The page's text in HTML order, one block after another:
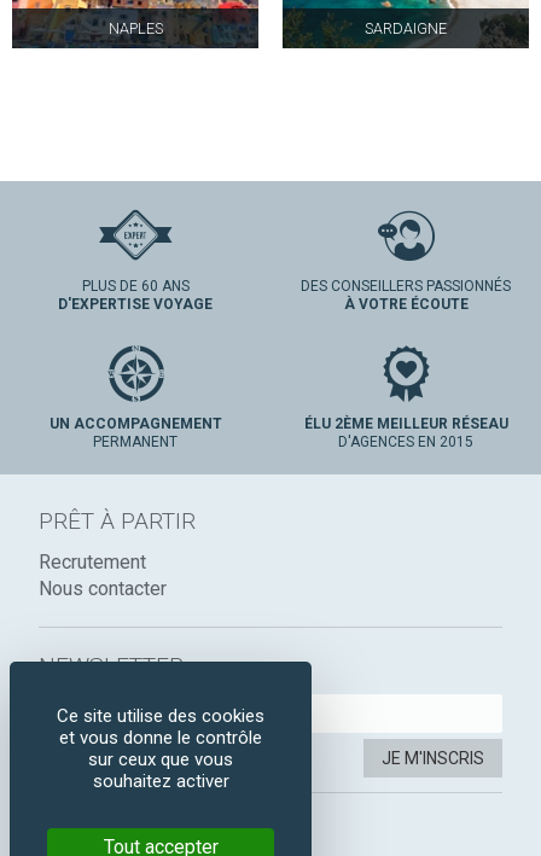
NAPLES SARDAIGNE
PLUS DE 60 ANS
D'EXPERTISE VOYAGE
DES CONSEILLERS PASSIONNÉS
À VOTRE ÉCOUTE
UN ACCOMPAGNEMENT
PERMANENT
ÉLU 2ÈME MEILLEUR RÉSEAU
D'AGENCES EN 2015
PRÊT À PARTIR
Recrutement
Nous contacter
NEWSLETTER :
JE M'INSCRIS
SUIVEZ-NOUS :
Ce site utilise des cookies
et vous donne le contrôle
sur ceux que vous
souhaitez activer
Tout accepter